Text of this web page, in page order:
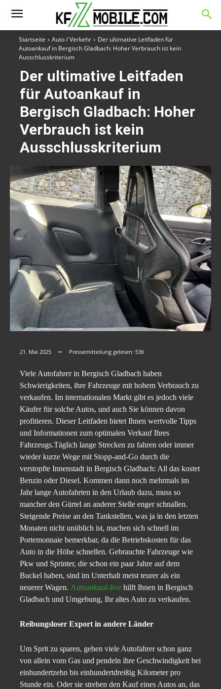
Startseite Auto / Verkehr
Der ultimative Leitfaden für
Autoankauf in Bergisch Gladbach: Hoher Verbrauch ist kein
Ausschlusskriterium
Der ultimative Leitfaden
für Autoankauf in
Bergisch Gladbach: Hoher
Verbrauch ist kein
Ausschlusskriterium
21. Mai 2025 Pressemitteilung gelesen: 536
Viele Autofahrer in Bergisch Gladbach haben
Schwierigkeiten, ihre Fahrzeuge mit hohem Verbrauch zu
verkaufen. Im internationalen Markt gibt es jedoch viele
Käufer für solche Autos, und auch Sie können davon
profitieren. Dieser Leitfaden bietet Ihnen wertvolle Tipps
und Informationen zum optimalen Verkauf Ihres
Fahrzeugs.Täglich lange Strecken zu fahren oder immer
wieder kurze Wege mit Stopp-and-Go durch die
verstopfte Innenstadt in Bergisch Gladbach: All das kostet
Benzin oder Diesel. Kommen dann noch mehrmals im
Jahr lange Autofahrten in den Urlaub dazu, muss so
mancher den Gürtel an anderer Stelle enger schnallen.
Steigende Preise an den Tankstellen, was ja in den letzten
Monaten nicht unüblich ist, machen sich schnell im
Portemonnaie bemerkbar, da die Betriebskosten für das
Auto in die Höhe schnellen. Gebrauchte Fahrzeuge wie
Pkw und Sprinter, die schon ein paar Jahre auf dem
Buckel haben, sind im Unterhalt meist teurer als ein
neuerer Wagen. Autoankauf-live hilft Ihnen in Bergisch
Gladbach und Umgebung, Ihr altes Auto zu verkaufen.
Reibungsloser Export in andere Länder
Um Sprit zu sparen, gehen viele Autofahrer schon ganz
von allein vom Gas und pendeln ihre Geschwindigkeit bei
einhundertzehn bis einhundertdreißig Kilometer pro
Stunde ein. Oder sie streben den Kauf eines Autos an, das